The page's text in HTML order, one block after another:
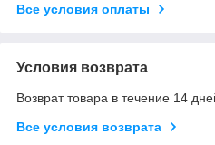
Все условия оплаты
Условия возврата
Возврат товара в течение 14
Все условия возврата